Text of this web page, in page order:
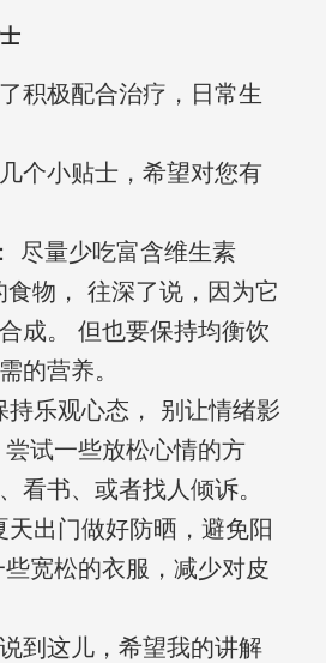
积极配合治疗，日常生
个小贴士，希望对您有
尽量少吃富含维生素
物， 往深了说，因为它
成。 但也要保持均衡饮
的营养。
持乐观心态， 别让情绪影
试一些放松心情的方
看书、或者找人倾诉。
出门做好防晒，避免阳
宽松的衣服，减少对皮
到这儿，希望我的讲解